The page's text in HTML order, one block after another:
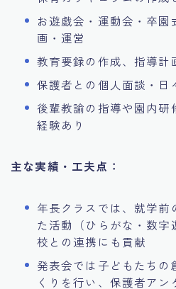
お遊戯会・運動会・卒園
画・運営
教育要録の作成、指導計
保護者との個人面談・日
後輩教諭の指導や園内研
経験あり
主な実績・工夫点：
年長クラスでは、就学
た活動（ひらがな・数
校との連携にも貢献
発表会では子どもたち
くりを行い、保護者ア